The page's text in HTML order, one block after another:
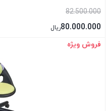
82.500.000
80.000.000ریال
بستن
فروش ویژه